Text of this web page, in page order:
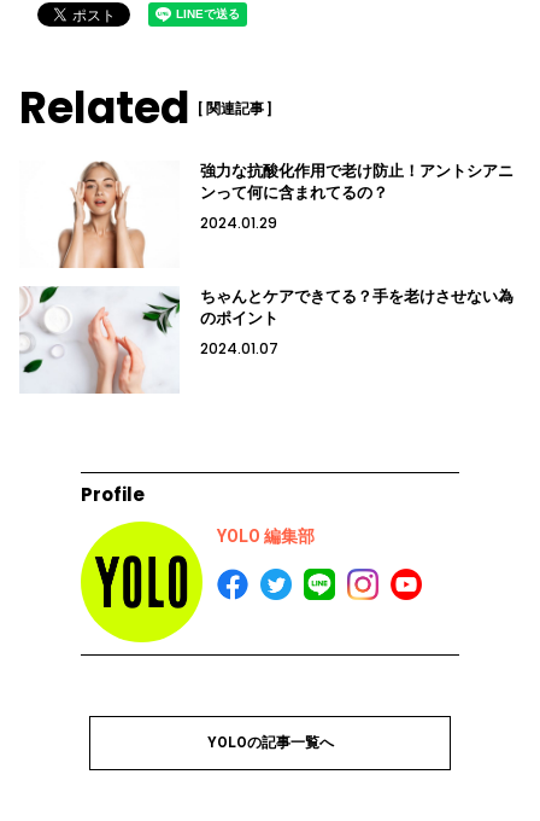
Related [ 関連記事 ]
強力な抗酸化作用で老け防止！アントシアニ
ンって何に含まれてるの？
2024.01.29
ちゃんとケアできてる？手を老けさせない為
のポイント
2024.01.07
Profile
YOLO 編集部
YOLOの記事一覧へ